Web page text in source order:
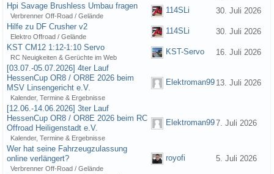
Hpi Savage Brushless Umbau fragen
Verbrenner Off-Road / Gelände
114SLi
30. Juli 2026
Hilfe zu DF Crusher v2
Elektro Offroad / Gelände
114SLi
30. Juli 2026
KST CM12 1:12-1:10 Servo
RC Neuigkeiten & Gerüchte im Web
KST-Servo
16. Juli 2026
[03.07.-05.07.2026] 4ter Lauf
HessenCup OR8 / OR8E 2026 beim
MSV Linsengericht e.V.
Kalender, Termine & Ergebnisse
Elektroman99 13. Juli 2026
[12.06.-14.06.2026] 3ter Lauf
HessenCup OR8 / OR8E 2026 beim RC
Offroad Heiligenstadt e.V.
Kalender, Termine & Ergebnisse
Elektroman997. Juli 2026
Wer hat seine Fahrzeugzulassung
online verlängert?
Verbrenner Off-Road / Gelände
royofi 5. Juli 2026